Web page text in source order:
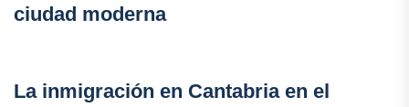
ciudad moderna
La inmigración en Cantabria en el